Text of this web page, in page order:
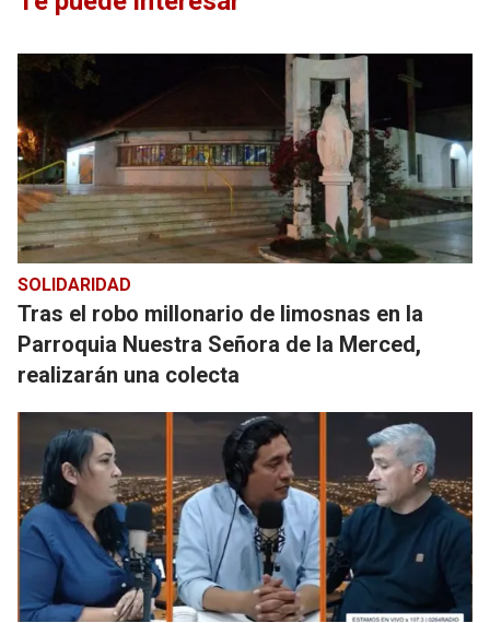
SOLIDARIDAD
Tras el robo millonario de limosnas en la
Parroquia Nuestra Señora de la Merced,
realizarán una colecta